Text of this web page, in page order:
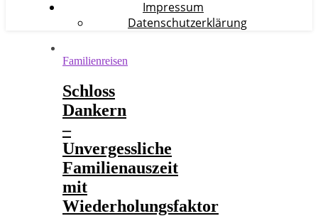
Impressum
Datenschutzerklärung
Familienreisen
Schloss
Dankern
–
Unvergessliche
Familienauszeit
mit
Wiederholungsfaktor